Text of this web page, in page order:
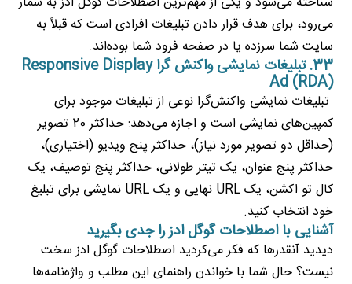
می‌رود، برای هدف قرار دادن تبلیغات افرادی است که قبلاً به
سایت شما سرزده‌ یا در صفحه فرود شما بوده‌اند.
33. تبلیغات نمایشی واکنش گرا Responsive Display
Ad (RDA)
تبلیغات نمایشی واکنش‌گرا نوعی از تبلیغات موجود برای
کمپین‌های نمایشی است و اجازه می‌دهد: حداکثر 20 تصویر
(حداقل دو تصویر مورد نیاز)، حداکثر پنج ویدیو (اختیاری)،
حداکثر پنج عنوان، یک تیتر طولانی، حداکثر پنج توصیف، یک
کال تو اکشن، یک URL نهایی و یک URL نمایشی برای تبلیغ
خود انتخاب کنید.
آشنایی با اصطلاحات گوگل ادز را جدی بگیرید
دیدید آنقدرها که فکر می‌کردید اصطلاحات گوگل ادز سخت
نیست؟ حال شما با خواندن راهنمای این مطلب و واژه‌نامه‌ها